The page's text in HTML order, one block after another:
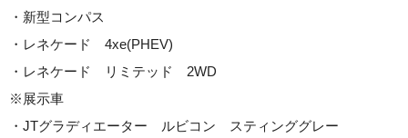
・新型コンパス
・レネケード 4xe(PHEV)
・レネケード リミテッド 2WD
※展示車
・JTグラディエーター ルビコン スティンググレー